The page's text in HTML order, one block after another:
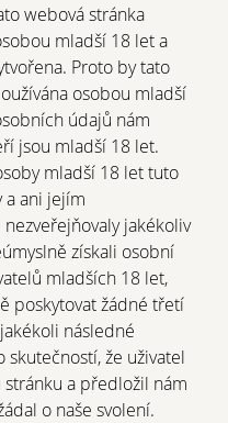
webová stránka
mladší 18 let a
Proto by tato
osobou mladší
údajů nám
jsou mladší 18 let.
mladší 18 let tuto
a ani jejím
jakékoliv
získali osobní
mladších 18 let,
poskytovat žádné třetí
následné
že uživatel
a předložil nám
o naše svolení.